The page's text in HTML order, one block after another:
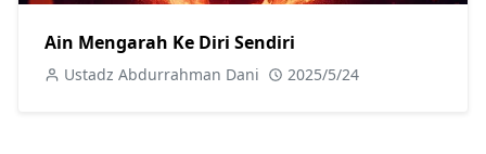
Ain Mengarah Ke Diri Sendiri
Ustadz Abdurrahman Dani 2025/5/24